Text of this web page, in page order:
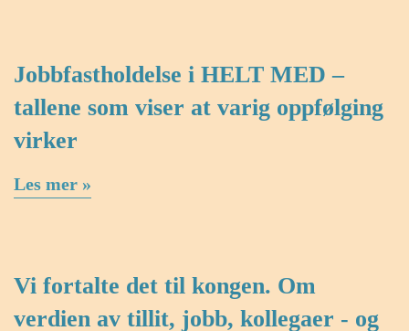
Jobbfastholdelse i HELT MED –
tallene som viser at varig oppfølging
virker
Les mer »
Vi fortalte det til kongen. Om
verdien av tillit, jobb, kollegaer - og